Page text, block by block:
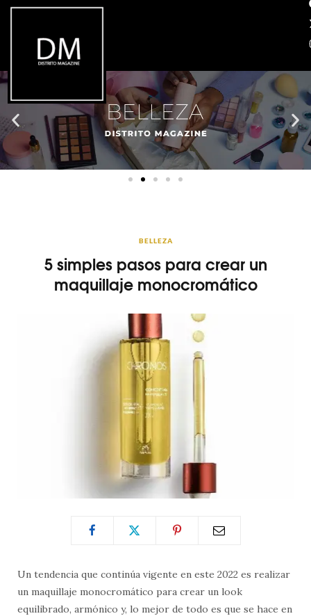
BELLEZA
5 simples pasos para crear un
maquillaje monocromático
Un tendencia que continúa vigente en este 2022 es realizar
un maquillaje monocromático para crear un look
equilibrado, armónico y, lo mejor de todo es que se hace en